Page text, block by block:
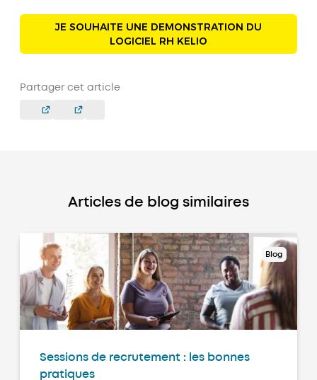
JE SOUHAITE UNE DEMONSTRATION DU
LOGICIEL RH KELIO
Partager cet article
Articles de blog similaires
Blog
Sessions de recrutement : les bonnes
pratiques